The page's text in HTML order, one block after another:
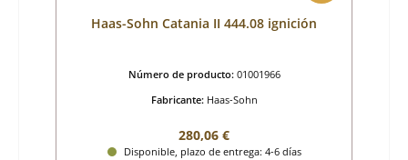
Haas-Sohn Catania II 444.08 ignición
Número de producto: 01001966
Fabricante: Haas-Sohn
Precio normal:
280,06 €
Disponible, plazo de entrega: 4-6 días